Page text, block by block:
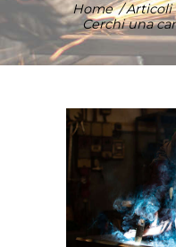
Home Articoli
Cerchi una